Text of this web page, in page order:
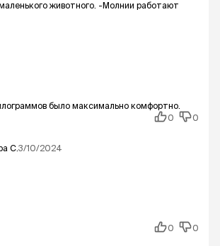
животного. -Молнии работают
было максимально комфортно.
0
0
С. 3/10/2024
0
0